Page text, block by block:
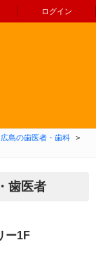
ログイン
動
広島の歯医者・歯科
>
歯医者
ー1F